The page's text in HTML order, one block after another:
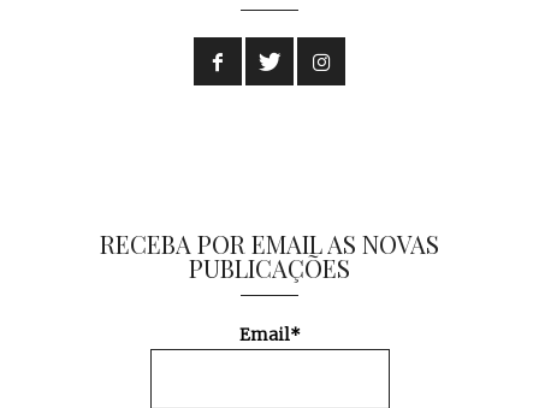
RECEBA POR EMAIL AS NOVAS
PUBLICAÇÕES
Email*